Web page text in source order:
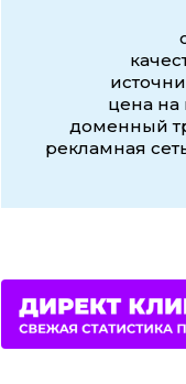
цена на
доменный
рекламная